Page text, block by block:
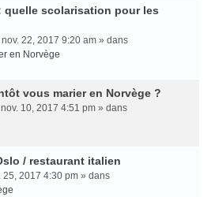
quelle scolarisation pour les
nov. 22, 2017 9:20 am » dans
en Norvège
vous marier en Norvège ?
10, 2017 4:51 pm » dans
/ restaurant italien
25, 2017 4:30 pm » dans